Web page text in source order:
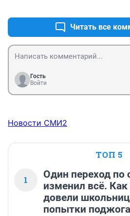
Читать все
Гость
Войти
Новости СМИ2
ТОП 5
1
Один переход по
изменил всё.
довели
попытки